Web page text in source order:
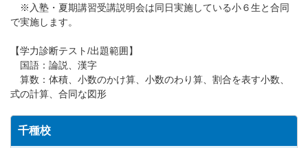
※入塾・夏期講習受講説明会は同日実施している小６生と合同
で実施します。
【学力診断テスト/出題範囲】
国語：論説、漢字
算数：体積、小数のかけ算、小数のわり算、割合を表す小数、
式の計算、合同な図形
千種校